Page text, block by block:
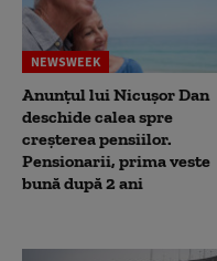
NEWSWEEK
Anunțul lui Nicușor Dan
deschide calea spre
creșterea pensiilor.
Pensionarii, prima veste
bună după 2 ani